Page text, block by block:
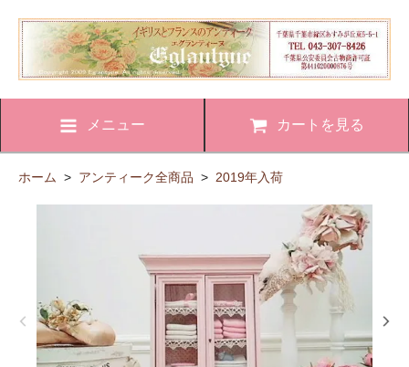
メニュー カートを見る
ホーム > アンティーク全商品 > 2019年入荷